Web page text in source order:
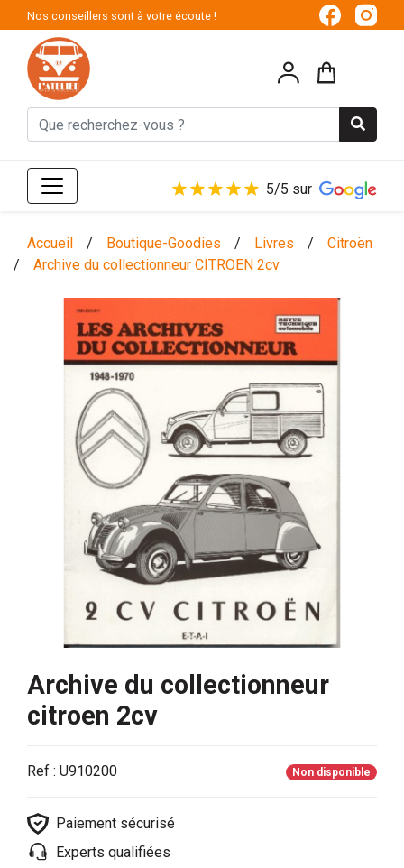
Nos conseillers sont à votre écoute !
5/5 sur
Accueil / Boutique-Goodies / Livres /
Citroën
/
Archive du collectionneur CITROEN 2cv
Archive du collectionneur
citroen 2cv
Ref : U910200 Non disponible
Paiement sécurisé
Experts qualifiées